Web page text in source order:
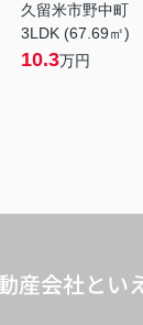
久留米市野中町
3LDK (67.69㎡)
10.3万円
産会社とい